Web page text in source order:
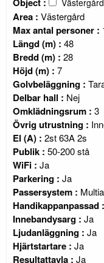
Area : Västergård
Max antal personer :
Längd (m) : 48
Bredd (m) : 28
Höjd (m) : 7
Golvbeläggning :
Delbar hall : Nej
Omklädningsrum : 3
Övrig utrustning :
El (A) : 2st 63A 2s
Publik : 50-200 stå
WiFi : Ja
Parkering : Ja
Passersystem :
Handikappanpassad :
Innebandysarg : Ja
Ljudanläggning : Ja
Hjärtstartare : Ja
Resultattavla : Ja